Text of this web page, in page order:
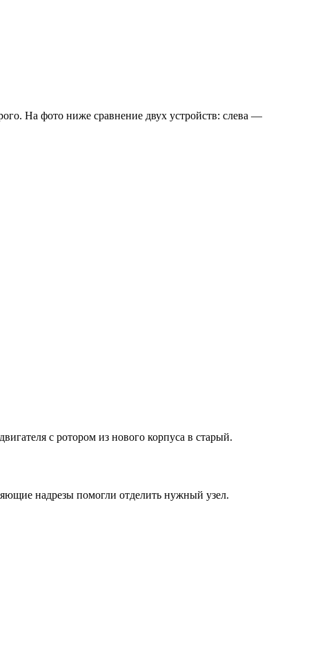
На фото ниже сравнение двух устройств: слева —
с ротором из нового корпуса в старый.
надрезы помогли отделить нужный узел.